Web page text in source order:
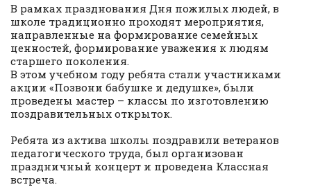
В рамках празднования Дня пожилых людей, в
школе традиционно проходят мероприятия,
направленные на формирование семейных
ценностей, формирование уважения к людям
старшего поколения.
В этом учебном году ребята стали участниками
акции «Позвони бабушке и дедушке», были
проведены мастер – классы по изготовлению
поздравительных открыток.
Ребята из актива школы поздравили ветеранов
педагогического труда, был организован
праздничный концерт и проведена Классная
встреча.